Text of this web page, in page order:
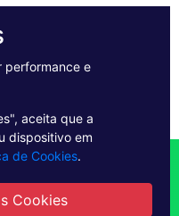
de Venda
performance e
aceita que a
dispositivo em
de Cookies.
Cookies